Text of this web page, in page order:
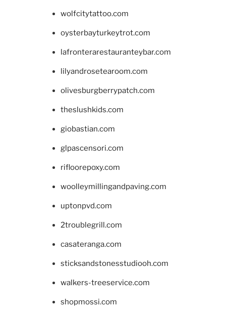
wolfcitytattoo.com
oysterbayturkeytrot.com
lafronterarestauranteybar.com
lilyandrosetearoom.com
olivesburgberrypatch.com
theslushkids.com
giobastian.com
glpascensori.com
rifloorepoxy.com
woolleymillingandpaving.com
uptonpvd.com
2troublegrill.com
casateranga.com
sticksandstonesstudiooh.com
walkers-treeservice.com
shopmossi.com